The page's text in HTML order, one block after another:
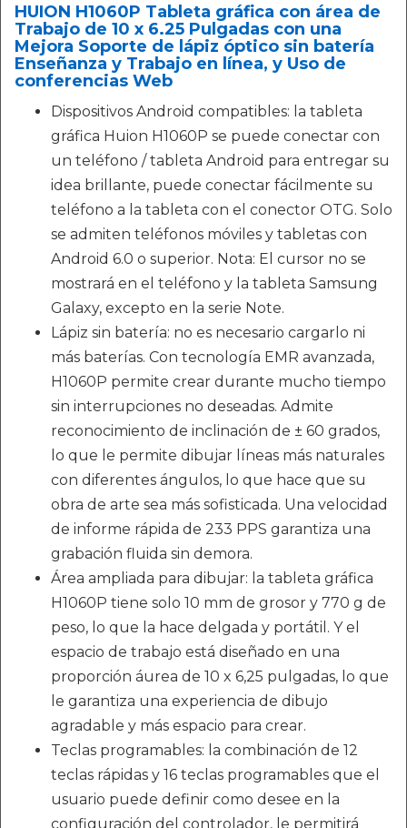
HUION H1060P Tableta gráfica con área de
Trabajo de 10 x 6.25 Pulgadas con una
Mejora Soporte de lápiz óptico sin batería
Enseñanza y Trabajo en línea, y Uso de
conferencias Web
Dispositivos Android compatibles: la tableta
gráfica Huion H1060P se puede conectar con
un teléfono / tableta Android para entregar su
idea brillante, puede conectar fácilmente su
teléfono a la tableta con el conector OTG. Solo
se admiten teléfonos móviles y tabletas con
Android 6.0 o superior. Nota: El cursor no se
mostrará en el teléfono y la tableta Samsung
Galaxy, excepto en la serie Note.
Lápiz sin batería: no es necesario cargarlo ni
más baterías. Con tecnología EMR avanzada,
H1060P permite crear durante mucho tiempo
sin interrupciones no deseadas. Admite
reconocimiento de inclinación de ± 60 grados,
lo que le permite dibujar líneas más naturales
con diferentes ángulos, lo que hace que su
obra de arte sea más sofisticada. Una velocidad
de informe rápida de 233 PPS garantiza una
grabación fluida sin demora.
Área ampliada para dibujar: la tableta gráfica
H1060P tiene solo 10 mm de grosor y 770 g de
peso, lo que la hace delgada y portátil. Y el
espacio de trabajo está diseñado en una
proporción áurea de 10 x 6,25 pulgadas, lo que
le garantiza una experiencia de dibujo
agradable y más espacio para crear.
Teclas programables: la combinación de 12
teclas rápidas y 16 teclas programables que el
usuario puede definir como desee en la
configuración del controlador, le permitirá